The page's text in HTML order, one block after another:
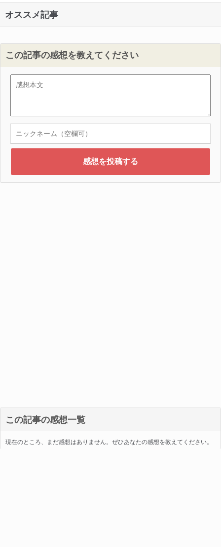
オススメ記事
この記事の感想を教えてください
この記事の感想一覧
現在のところ、まだ感想はありません。ぜひあなたの感想を教えてください。